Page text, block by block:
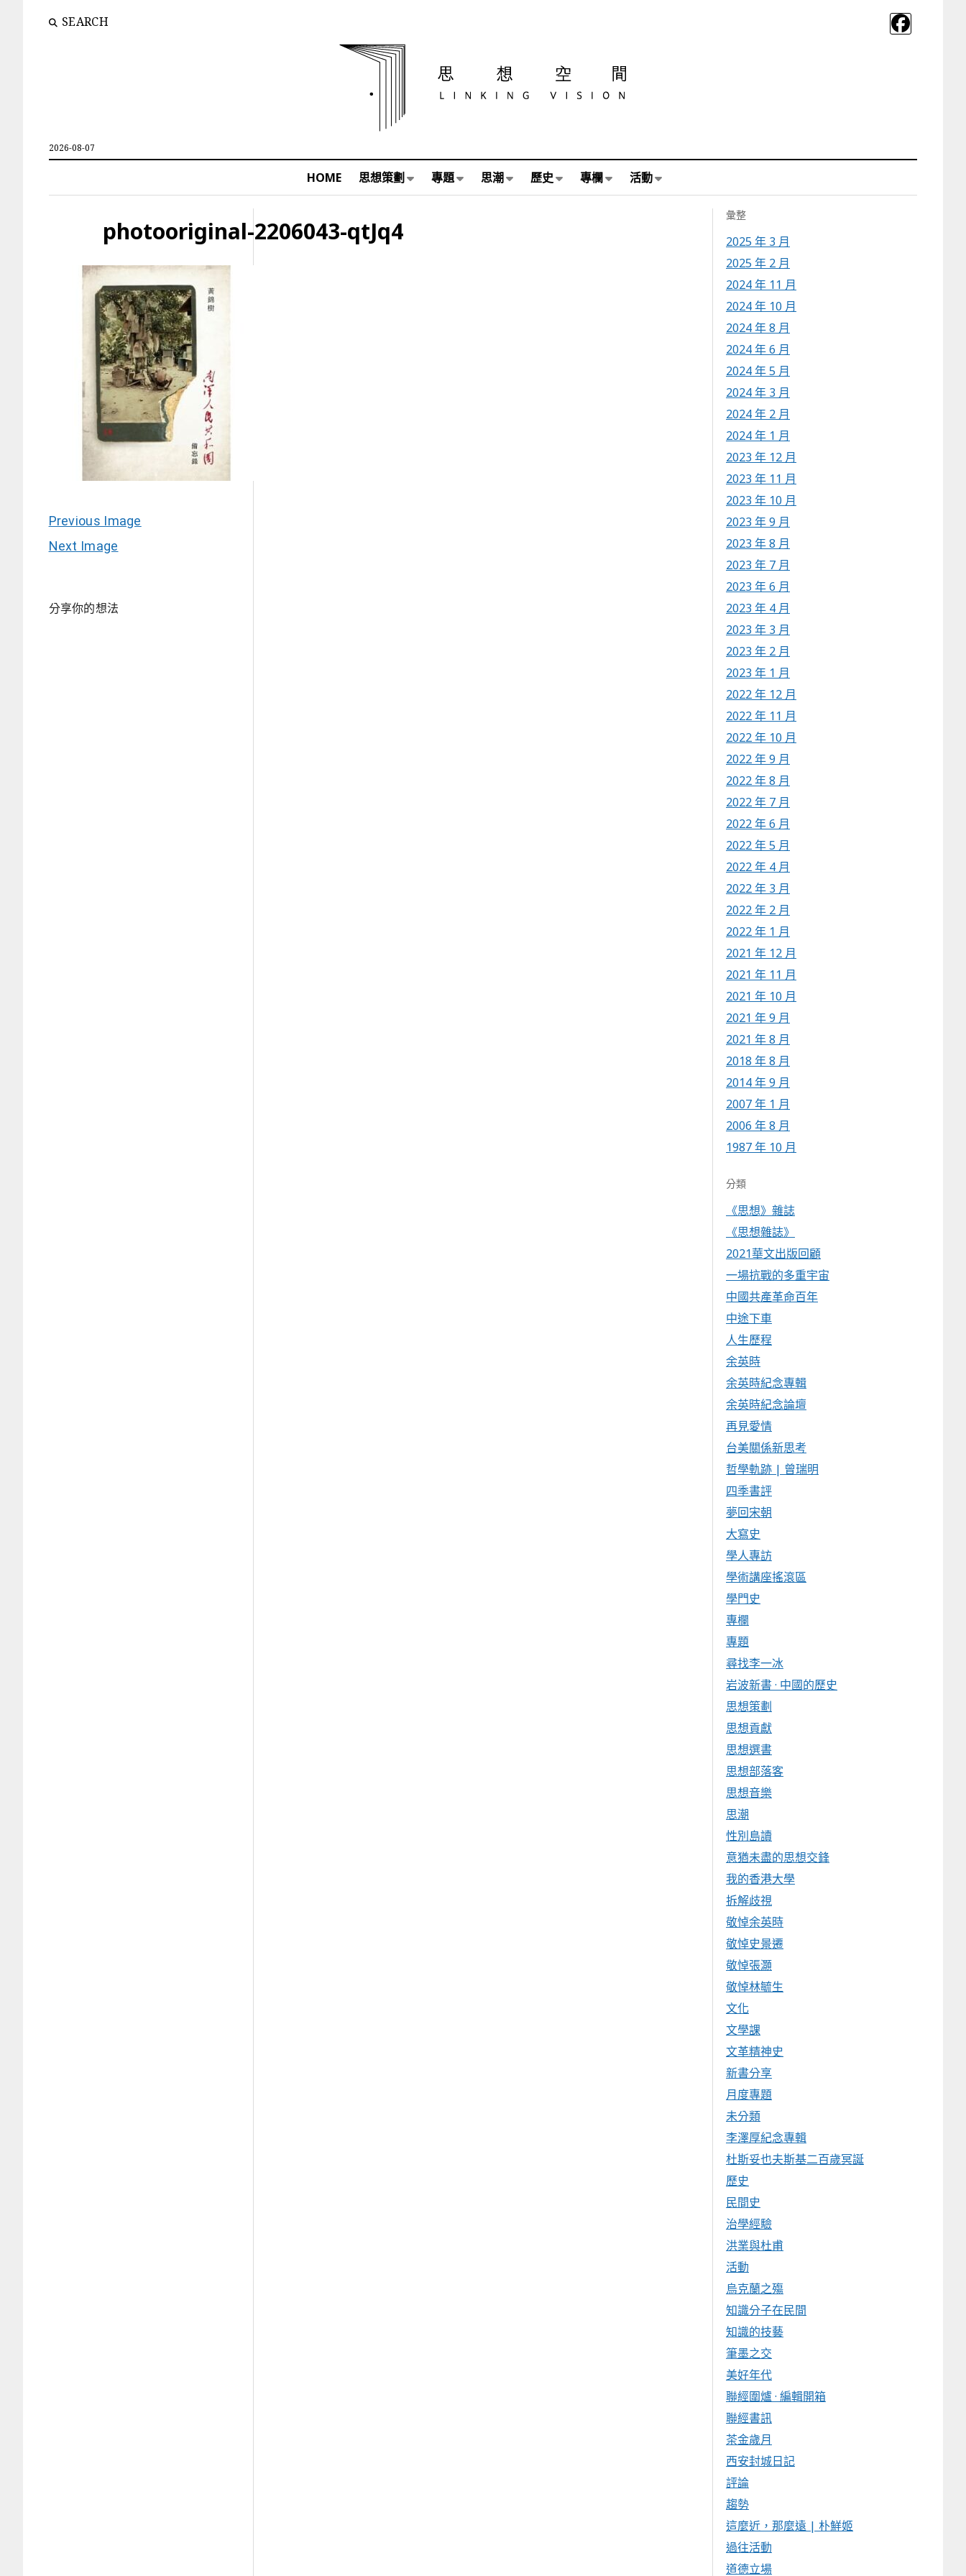
SEARCH
2026-08-07
HOME 思想策劃 專題 思潮 歷史 專欄 活動
photooriginal-2206043-qtJq4
Previous Image
Next Image
分享你的想法
彙整
2025 年 3 月
2025 年 2 月
2024 年 11 月
2024 年 10 月
2024 年 8 月
2024 年 6 月
2024 年 5 月
2024 年 3 月
2024 年 2 月
2024 年 1 月
2023 年 12 月
2023 年 11 月
2023 年 10 月
2023 年 9 月
2023 年 8 月
2023 年 7 月
2023 年 6 月
2023 年 4 月
2023 年 3 月
2023 年 2 月
2023 年 1 月
2022 年 12 月
2022 年 11 月
2022 年 10 月
2022 年 9 月
2022 年 8 月
2022 年 7 月
2022 年 6 月
2022 年 5 月
2022 年 4 月
2022 年 3 月
2022 年 2 月
2022 年 1 月
2021 年 12 月
2021 年 11 月
2021 年 10 月
2021 年 9 月
2021 年 8 月
2018 年 8 月
2014 年 9 月
2007 年 1 月
2006 年 8 月
1987 年 10 月
分類
《思想》雜誌
《思想雜誌》
2021華文出版回顧
一場抗戰的多重宇宙
中國共產革命百年
中途下車
人生歷程
余英時
余英時紀念專輯
余英時紀念論壇
再見愛情
台美關係新思考
哲學軌跡 | 曾瑞明
四季書評
夢回宋朝
大寫史
學人專訪
學術講座搖滾區
學門史
專欄
專題
尋找李一冰
岩波新書 · 中國的歷史
思想策劃
思想貢獻
思想選書
思想部落客
思想音樂
思潮
性別島讀
意猶未盡的思想交鋒
我的香港大學
拆解歧視
敬悼余英時
敬悼史景遷
敬悼張灝
敬悼林毓生
文化
文學課
文革精神史
新書分享
月度專題
未分類
李澤厚紀念專輯
杜斯妥也夫斯基二百歲冥誕
歷史
民間史
治學經驗
洪業與杜甫
活動
烏克蘭之殤
知識分子在民間
知識的技藝
筆墨之交
美好年代
聯經圍爐 · 編輯開箱
聯經書訊
茶金歲月
西安封城日記
評論
趨勢
這麼近，那麼遠 | 朴鮮姬
過往活動
道德立場